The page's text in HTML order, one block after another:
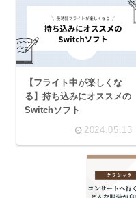
【フライト中が楽しくな
る】持ち込みにオススメの
Switchソフト
2024.05.13